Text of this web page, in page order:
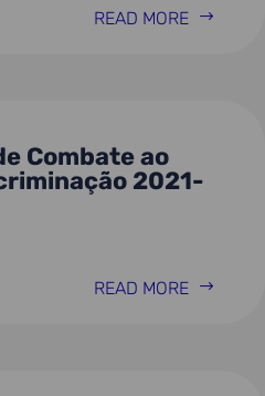
READ MORE
Combate ao
2021-
READ MORE